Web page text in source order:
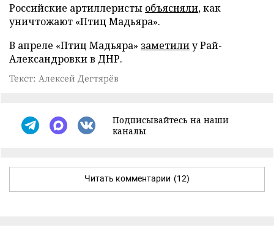
Российские артиллеристы объясняли, как
уничтожают «Птиц Мадьяра».
В апреле «Птиц Мадьяра» заметилиу Рай-
Александровки в ДНР.
Текст: Алексей Дегтярёв
Подписывайтесь на наши
каналы
Читать комментарии (12)